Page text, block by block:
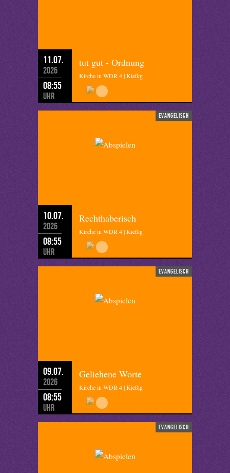
11.07.
2026
08:55
Uhr
tut gut - Ordnung
Kirche in WDR 4 | Kießig
evangelisch
10.07.
2026
08:55
Uhr
Rechthaberisch
Kirche in WDR 4 | Kießig
evangelisch
09.07.
2026
08:55
Uhr
Geliehene Worte
Kirche in WDR 4 | Kießig
evangelisch